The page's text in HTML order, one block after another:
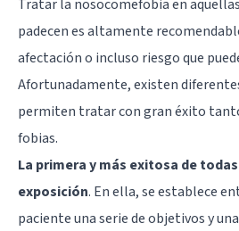
Tratar la nosocomefobia en
padecen es altamente
afectación o incluso riesgo que
Afortunadamente, existen
permiten tratar con gran éxito
fobias.
La primera y más exitosa de
exposición. En ella, se establece
paciente una serie de objetivos y